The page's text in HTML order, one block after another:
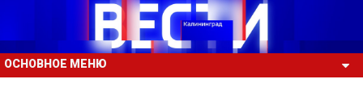
ОСНОВНОЕ МЕНЮ